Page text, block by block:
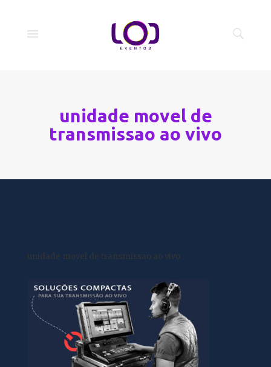
unidade movel de
transmissao ao vivo
unidade movel de transmissao ao vivo